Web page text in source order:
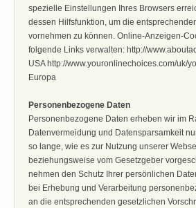
spezielle Einstellungen Ihres Browsers
dessen Hilfsfunktion, um die
vornehmen zu können. Online-Anzeigen-
folgende Links verwalten: http://
USA http://www.youronlinechoices.com/uk/
Europa
Personenbezogene Daten
Personenbezogene Daten erheben wir im
Datenvermeidung und Datensparsamkeit
so lange, wie es zur Nutzung unserer
beziehungsweise vom Gesetzgeber
nehmen den Schutz Ihrer persönlichen
bei Erhebung und Verarbeitung
an die entsprechenden gesetzlichen